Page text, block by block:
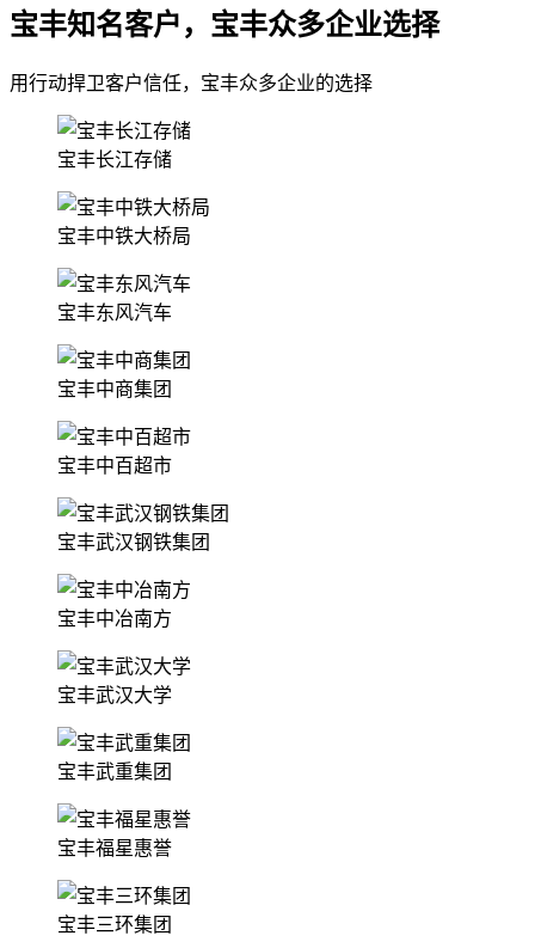
宝丰知名客户，宝丰众多企业选择
用行动捍卫客户信任，宝丰众多企业的选择
宝丰长江存储
宝丰中铁大桥局
宝丰东风汽车
宝丰中商集团
宝丰中百超市
宝丰武汉钢铁集团
宝丰中冶南方
宝丰武汉大学
宝丰武重集团
宝丰福星惠誉
宝丰三环集团